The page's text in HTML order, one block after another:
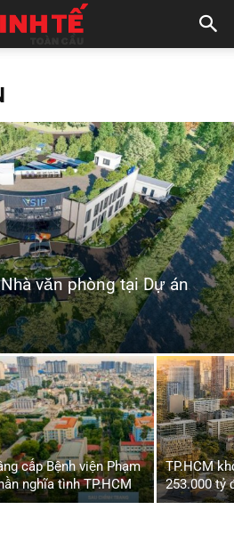
văn phòng tại Dự án
cấp Bệnh viện Phạm
nghĩa tình TP.HCM
TP.HCM
253.000 tỷ